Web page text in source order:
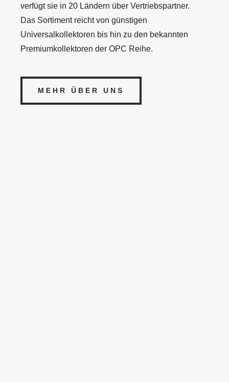
verfügt sie in 20 Ländern über Vertriebspartner.
Das Sortiment reicht von günstigen
Universalkollektoren bis hin zu den bekannten
Premiumkollektoren der OPC Reihe.
MEHR ÜBER UNS